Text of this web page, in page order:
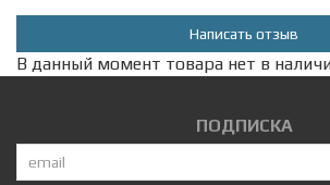
Написать отзыв
В данный момент товара нет в
ПОДПИСКА